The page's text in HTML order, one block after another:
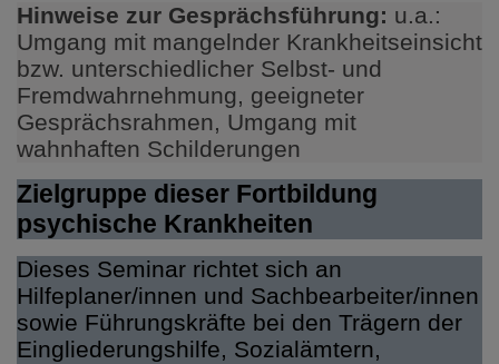
Hinweise zur Gesprächsführung: u.a.:
Umgang mit mangelnder Krankheitseinsicht
bzw. unterschiedlicher Selbst- und
Fremdwahrnehmung, geeigneter
Gesprächsrahmen, Umgang mit
wahnhaften Schilderungen
Zielgruppe dieser Fortbildung
psychische Krankheiten
Dieses Seminar richtet sich an
Hilfeplaner/innen und Sachbearbeiter/innen
sowie Führungskräfte bei den Trägern der
Eingliederungshilfe, Sozialämtern,